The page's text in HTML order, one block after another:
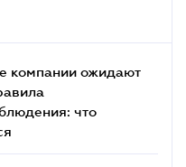
компании ожидают
что